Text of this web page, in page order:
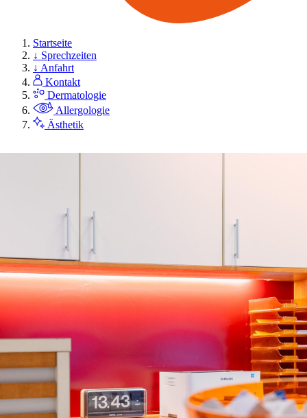
Startseite
↓ Sprechzeiten
↓ Anfahrt
Kontakt
Dermatologie
Allergologie
Ästhetik